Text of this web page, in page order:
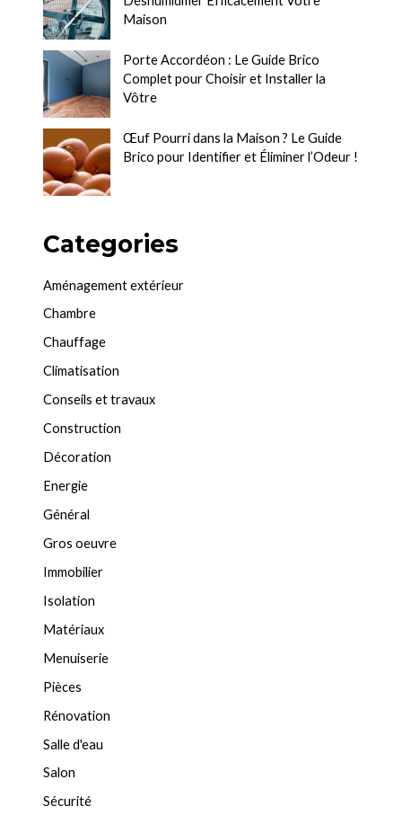
Maison
Porte Accordéon : Le Guide Brico
Complet pour Choisir et Installer la
Vôtre
Œuf Pourri dans la Maison ? Le Guide
Brico pour Identifier et Éliminer l’Odeur !
Categories
Aménagement extérieur
Chambre
Chauffage
Climatisation
Conseils et travaux
Construction
Décoration
Energie
Général
Gros oeuvre
Immobilier
Isolation
Matériaux
Menuiserie
Pièces
Rénovation
Salle d'eau
Salon
Sécurité